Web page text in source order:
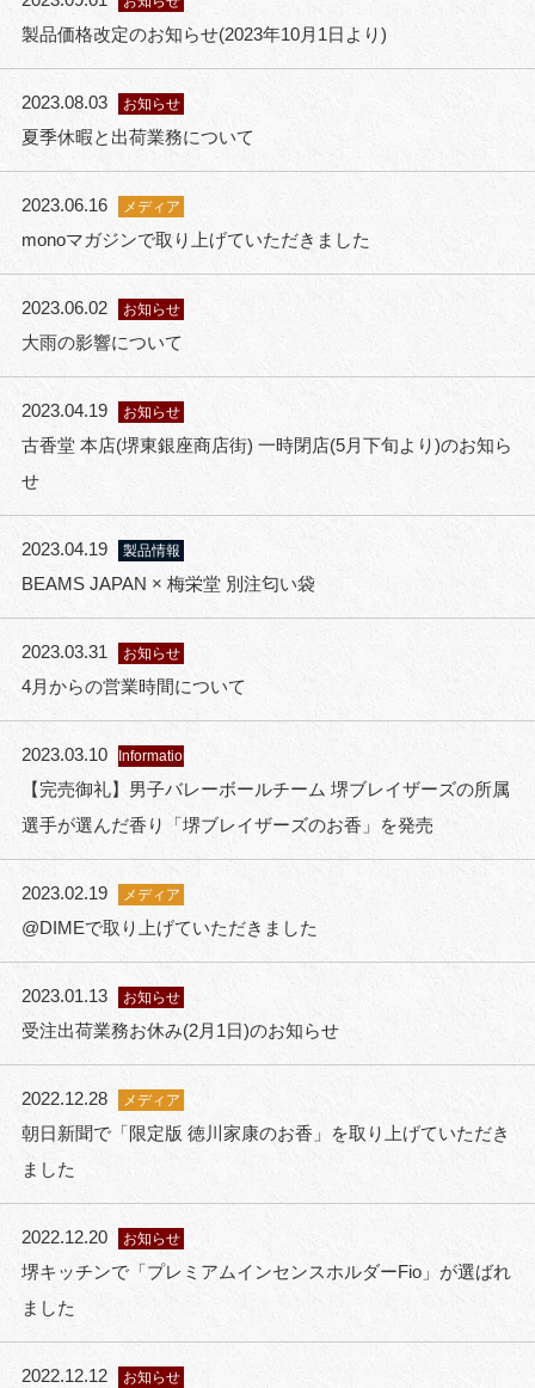
製品価格改定のお知らせ(2023年10月1日より)
2023.08.03 お知らせ
夏季休暇と出荷業務について
2023.06.16 メディア
monoマガジンで取り上げていただきました
2023.06.02 お知らせ
大雨の影響について
2023.04.19 お知らせ
古香堂 本店(堺東銀座商店街) 一時閉店(5月下旬より)のお知ら
せ
2023.04.19 製品情報
BEAMS JAPAN × 梅栄堂 別注匂い袋
2023.03.31 お知らせ
4月からの営業時間について
2023.03.10 Information
【完売御礼】男子バレーボールチーム 堺ブレイザーズの所属
選手が選んだ香り「堺ブレイザーズのお香」を発売
2023.02.19 メディア
@DIMEで取り上げていただきました
2023.01.13 お知らせ
受注出荷業務お休み(2月1日)のお知らせ
2022.12.28 メディア
朝日新聞で「限定版 徳川家康のお香」を取り上げていただき
ました
2022.12.20 お知らせ
堺キッチンで「プレミアムインセンスホルダーFio」が選ばれ
ました
2022.12.12 お知らせ